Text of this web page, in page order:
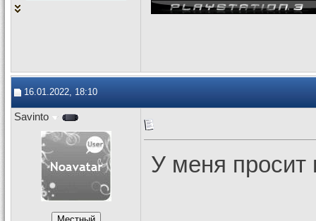
16.01.2022, 18:10
Savinto
У меня просит